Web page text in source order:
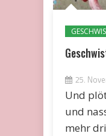
25.
Und
und
mehr